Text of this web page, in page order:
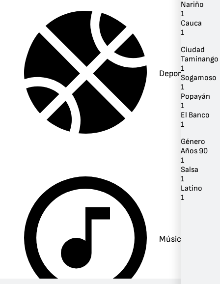
Deportes
Música
Nariño
1
Cauca
1
Ciudad
Taminango
1
Sogamoso
1
Popayán
1
El Banco
1
Género
Años 90
1
Salsa
1
Latino
1